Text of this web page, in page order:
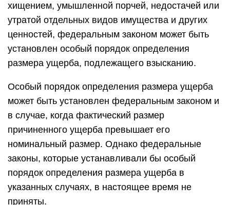
хищением, умышленной порчей, недостачей или
утратой отдельных видов имущества и других
ценностей, федеральным законом может быть
установлен особый порядок определения
размера ущерба, подлежащего взысканию.
Особый порядок определения размера ущерба
может быть установлен федеральным законом и
в случае, когда фактический размер
причиненного ущерба превышает его
номинальный размер. Однако федеральные
законы, которые устанавливали бы особый
порядок определения размера ущерба в
указанных случаях, в настоящее время не
приняты.